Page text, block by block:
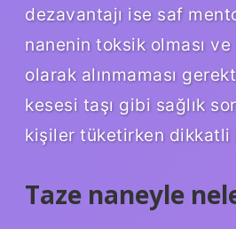
dezavantajı ise saf
nanenin toksik olması
olarak alınmaması
kesesi taşı gibi sağlık
kişiler tüketirken dikkatli
Taze naneyle